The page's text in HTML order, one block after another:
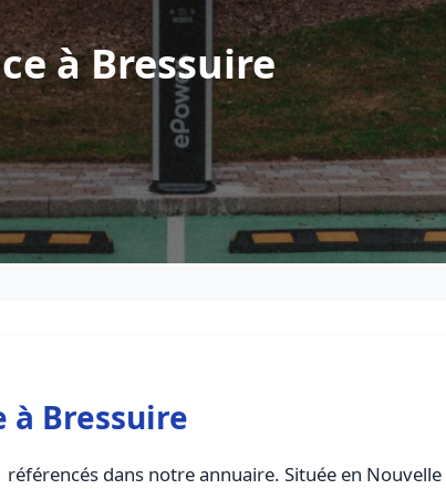
à Bressuire
à Bressuire
référencés dans notre annuaire. Située en